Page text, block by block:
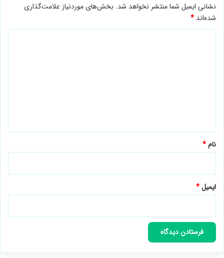
نشانی ایمیل شما منتشر نخواهد شد. بخش‌های موردنیاز علامت‌گذاری
شده‌اند *
نام*
ایمیل*